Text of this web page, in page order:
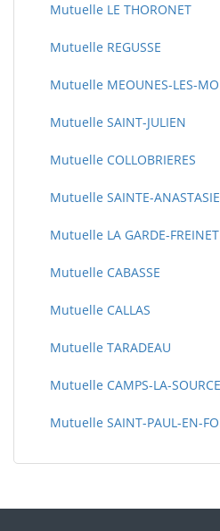
Mutuelle LE THORONET
Mutuelle REGUSSE
Mutuelle MEOUNES-LES-
Mutuelle SAINT-JULIEN
Mutuelle COLLOBRIERES
Mutuelle SAINTE-
Mutuelle LA GARDE-FREINET
Mutuelle CABASSE
Mutuelle CALLAS
Mutuelle TARADEAU
Mutuelle CAMPS-LA-SOURCE
Mutuelle SAINT-PAUL-EN-